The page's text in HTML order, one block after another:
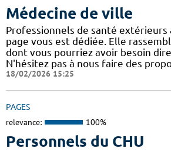
Médecine de ville
Professionnels de santé extérieurs
page vous est dédiée. Elle
dont vous pourriez avoir besoin
N'hésitez pas à nous faire des
18/02/2026 15:25
PAGES
relevance: 100%
Personnels du CHU